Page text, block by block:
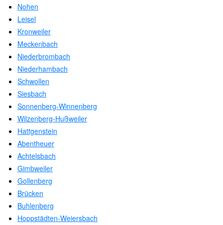
Nohen
Leisel
Kronweiler
Meckenbach
Niederbrombach
Niederhambach
Schwollen
Siesbach
Sonnenberg-Winnenberg
Wilzenberg-Hußweiler
Hattgenstein
Abentheuer
Achtelsbach
Gimbweiler
Gollenberg
Brücken
Buhlenberg
Hoppstädten-Weiersbach